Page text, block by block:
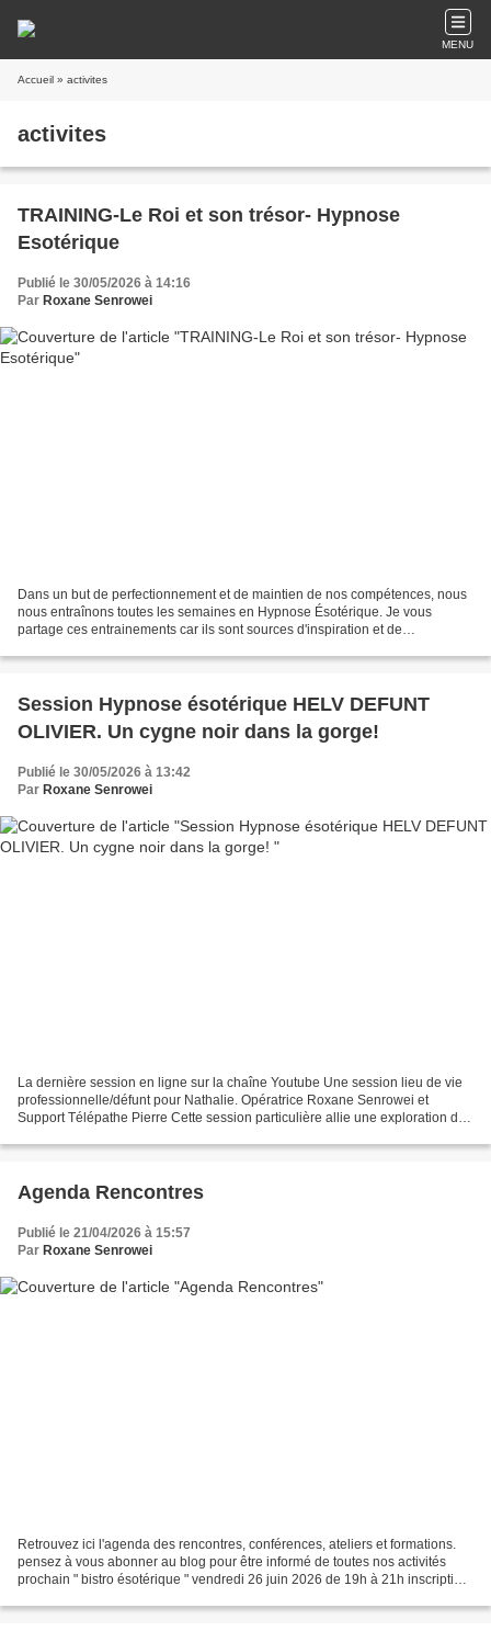
MENU
Accueil » activites
activites
TRAINING-Le Roi et son trésor- Hypnose
Esotérique
Publié le 30/05/2026 à 14:16
Par Roxane Senrowei
Dans un but de perfectionnement et de maintien de nos compétences, nous
nous entraînons toutes les semaines en Hypnose Ésotérique. Je vous
partage ces entrainements car ils sont sources d'inspiration et de
Session Hypnose ésotérique HELV DEFUNT
OLIVIER. Un cygne noir dans la gorge!
Publié le 30/05/2026 à 13:42
Par Roxane Senrowei
La dernière session en ligne sur la chaîne Youtube Une session lieu de vie
professionnelle/défunt pour Nathalie. Opératrice Roxane Senrowei et
Support Télépathe Pierre Cette session particulière allie une exploration de
Agenda Rencontres
Publié le 21/04/2026 à 15:57
Par Roxane Senrowei
Retrouvez ici l'agenda des rencontres, conférences, ateliers et formations.
pensez à vous abonner au blog pour être informé de toutes nos activités
prochain " bistro ésotérique " vendredi 26 juin 2026 de 19h à 21h inscription